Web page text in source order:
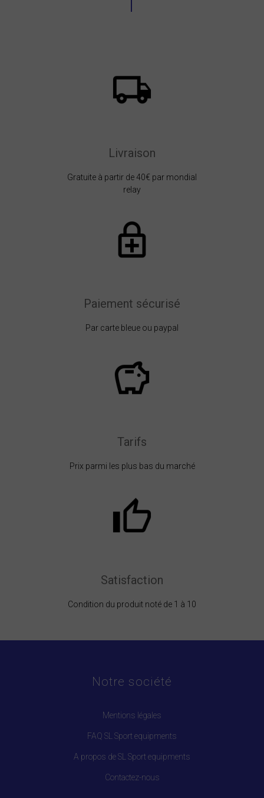
Livraison
Gratuite à partir de 40€ par mondial
relay
Paiement sécurisé
Par carte bleue ou paypal
Tarifs
Prix parmi les plus bas du marché
Satisfaction
Condition du produit noté de 1 à 10
Notre société
Mentions légales
FAQ SL Sport equipments
A propos de SL Sport equipments
Contactez-nous